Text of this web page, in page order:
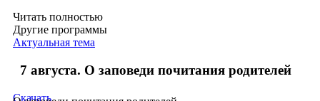
Читать полностью
Другие программы
Актуальная тема
7 августа. О заповеди почитания родителей
Скачать